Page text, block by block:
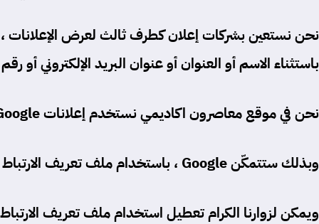
نحن نستعين بشركات إعلان كطرف ثالث لعرض الإعلانات
باستثناء الاسم أو العنوان أو عنوان البريد
نحن في موقعمعاصرون اكاديمينستخدم إعلانات Google بصفتها مورِّدًا مالياً خارجياً ، ولذلك تستخدم شركة جوجل
وبذلك ستتمكّن Google ، باستخدام ملف تعريف الارتباط
ويمكن لزوارنا الكرام تعطيل استخدام ملف تعريف الارتباط